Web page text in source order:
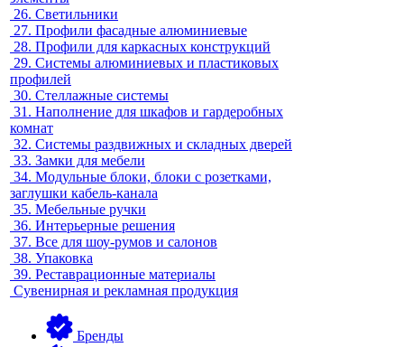
26. Светильники
27. Профили фасадные алюминиевые
28. Профили для каркасных конструкций
29. Системы алюминиевых и пластиковых
профилей
30. Стеллажные системы
31. Наполнение для шкафов и гардеробных
комнат
32. Системы раздвижных и складных дверей
33. Замки для мебели
34. Модульные блоки, блоки с розетками,
заглушки кабель-канала
35. Мебельные ручки
36. Интерьерные решения
37. Все для шоу-румов и салонов
38. Упаковка
39. Реставрационные материалы
Сувенирная и рекламная продукция
Бренды